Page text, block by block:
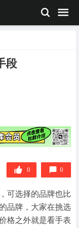
段
0 0
可选择的品牌也比
品牌，大家在挑选
格之外就是看手表